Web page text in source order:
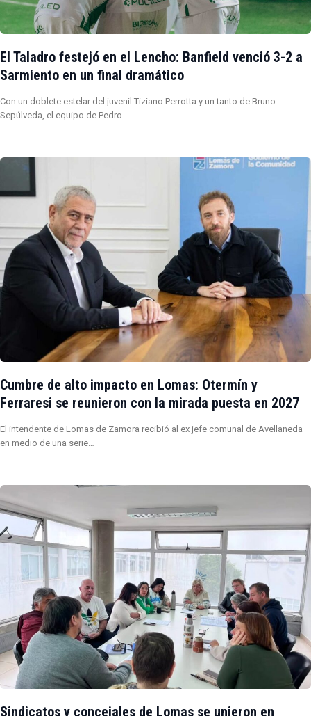
El Taladro festejó en el Lencho: Banfield venció 3-2 a
Sarmiento en un final dramático
Con un doblete estelar del juvenil Tiziano Perrotta y un tanto de Bruno
Sepúlveda, el equipo de Pedro…
Cumbre de alto impacto en Lomas: Otermín y
Ferraresi se reunieron con la mirada puesta en 2027
El intendente de Lomas de Zamora recibió al ex jefe comunal de Avellaneda
en medio de una serie…
Sindicatos y concejales de Lomas se unieron en